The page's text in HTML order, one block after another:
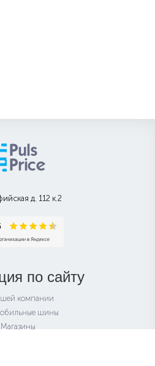
д. 112 к.2
по сайту
компании
шины
Магазины